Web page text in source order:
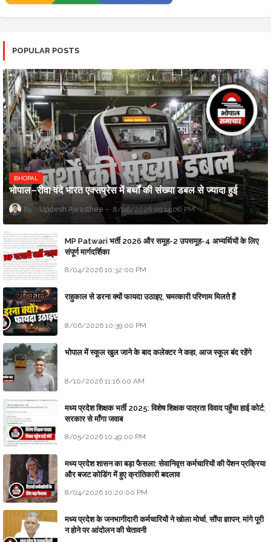
POPULAR POSTS
BHOPAL
भोपाल–रीवा वंदे भारत एक्सप्रेस में बर्थों की संख्या डबल से ज्यादा हुई
Updesh Awasthee 8/06/2026 09:14:00 PM
MP Patwari भर्ती 2026 और समूह-2 उपसमूह-4 अभ्यर्थियों के लिए
संपूर्ण मार्गदर्शिका
8/04/2026 10:32:00 PM
राहुकाल से डरना क्यों फायदा उठाइए, चमत्कारी परिणाम मिलते हैं
8/06/2026 10:39:00 PM
भोपाल में स्कूल खुल जाने के बाद कलेक्टर ने कहा, आज स्कूल बंद रहेंगे
8/10/2026 11:16:00 AM
मध्य प्रदेश शिक्षक भर्ती 2025: विशेष शिक्षक पात्रता विवाद पहुँचा हाई कोर्ट;
सरकार से माँगा जवाब
8/05/2026 10:49:00 PM
मध्य प्रदेश शासन का बड़ा फैसला: सेवानिवृत्त कर्मचारियों की पेंशन प्रक्रिया
और बजट कोडिंग में हुए क्रांतिकारी बदलाव
8/04/2026 10:20:00 PM
मध्य प्रदेश के जनभागीदारी कर्मचारियों ने खोला मोर्चा, सौंपा ज्ञापन; मांगे पूरी
न होने पर आंदोलन की चेतावनी